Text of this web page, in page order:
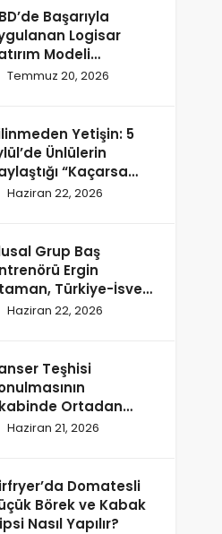
Başarıyla
Logisar
Modeli
Geliyor
Temmuz 20, 2026
Yetişin: 5
Ünlülerin
“Kaçarsa
Olur” Temalı
Haziran 22, 2026
Grup Baş
Ergin
Türkiye-İsveç
Saatine
Haziran 22, 2026
Teşhisi
Ortadan
Kate
Haziran 21, 2026
Domatesli
Börek ve Kabak
Nasıl Yapılır?